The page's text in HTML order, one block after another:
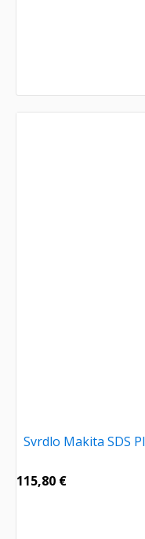
Svrdlo Makita SDS
115,80 €